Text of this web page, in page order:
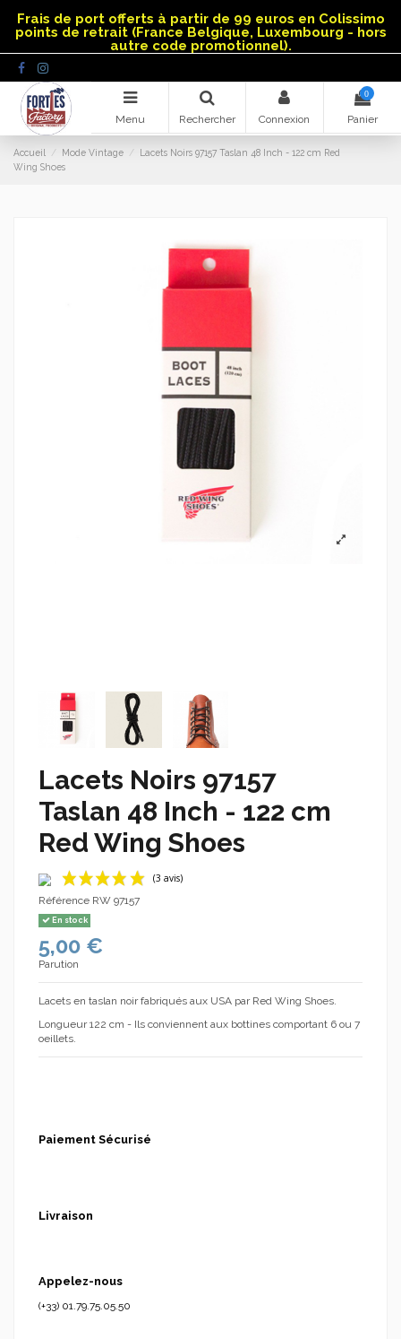
Frais de port offerts à partir de 99 euros en Colissimo
points de retrait (France Belgique, Luxembourg - hors
autre code promotionnel).
Menu Rechercher Connexion
0
Panier
Accueil Mode Vintage
Lacets Noirs 97157 Taslan 48 Inch - 122 cm Red
Wing Shoes
Lacets Noirs 97157
Taslan 48 Inch - 122 cm
Red Wing Shoes
Référence RW 97157
En stock
5,00 €
Parution
Lacets en taslan noir fabriqués aux USA par Red Wing Shoes.
Longueur 122 cm - Ils conviennent aux bottines comportant 6 ou 7
oeillets.
Paiement Sécurisé
Livraison
Appelez-nous
(+33) 01.79.75.05.50